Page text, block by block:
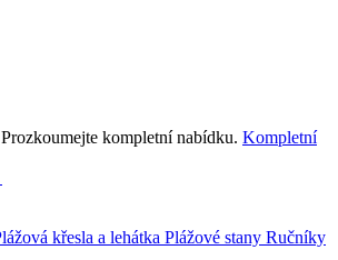
kompletní nabídku. Kompletní
křesla a lehátka Plážové stany Ručníky